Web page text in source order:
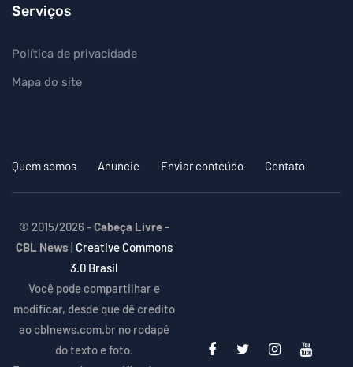
Serviços
Política de privacidade
Mapa do site
Quem somos Anuncie Enviar conteúdo Contato
© 2015/2026 -Cabeça Livre -
CBL News | Creative Commons
3.0 Brasil
Você pode compartilhar e
modificar, desde que dê credito
ao cblnews.com.br no rodapé
do texto e foto.